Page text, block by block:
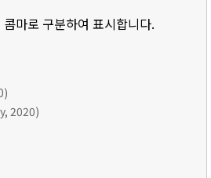
마로 구분하여 표시합니다.
2020)